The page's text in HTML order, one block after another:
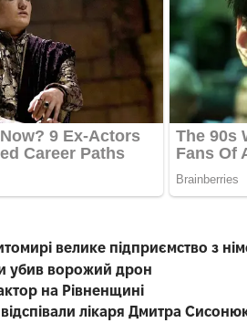
велике підприємство з
убив ворожий дрон
на Рівненщині
лікаря Дмитра